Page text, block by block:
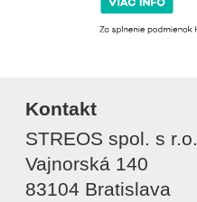
Kontakt
STREOS spol. s r.o.
Vajnorská 140
83104 Bratislava